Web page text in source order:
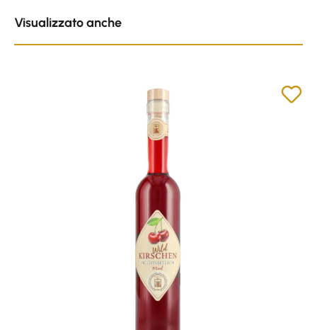
Visualizzato anche